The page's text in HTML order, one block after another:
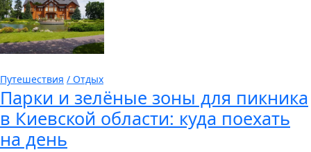
Путешествия / Отдых
Парки и зелёные зоны для пикника
в Киевской области: куда поехать
на день